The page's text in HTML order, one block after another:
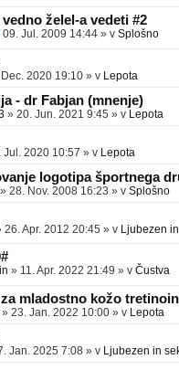
želel-a vedeti #2
09. Jul. 2009 14:44 » v Splošno
2020 19:10 » v Lepota
- dr Fabjan (mnenje)
» 20. Jun. 2021 9:45 » v Lepota
Jul. 2020 10:57 » v Lepota
logotipa športnega
» 28. Nov. 2008 16:23 » v Splošno
26. Apr. 2012 20:45 » v Ljubezen
» 11. Apr. 2022 21:49 » v Čustva
mladostno kožo
» 23. Jan. 2022 10:00 » v Lepota
Jan. 2025 7:08 » v Ljubezen in